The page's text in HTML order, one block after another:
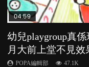
04:59
幼兒playgroup真
月大前上堂不見效
POPA編輯部 47.1K
03:39
幼稚園遊戲課 如
與懲罰？
POPA編輯部 33.1K
03:02
老公患產後憂鬱症
POPA編輯部 15.9K
04:06
全職好？在職好
力與價值
POPA編輯部 25.8K
03:41
BB口腔期乜都放
POPA編輯部 25.5K